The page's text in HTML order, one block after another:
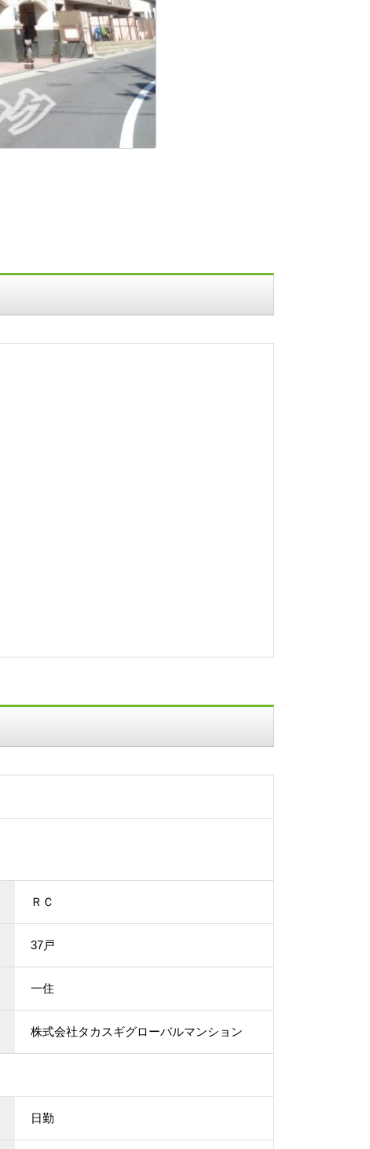
ＲＣ
37戸
一住
株式会社タカスギグローバルマンション
日勤